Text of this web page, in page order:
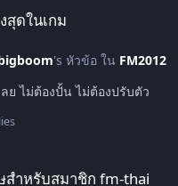
ดในเกม
's หัวข้อ ใน FM2012
ด้เลย ไม่ต้องปั้น ไม่ต้องปรับตัว
สำหรับสมาชิก fm-thai